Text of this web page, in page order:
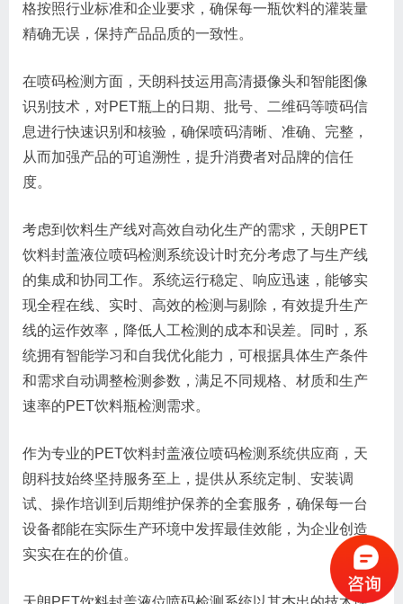
格按照行业标准和企业要求，确保每一瓶饮料的灌装量
精确无误，保持产品品质的一致性。
在喷码检测方面，天朗科技运用高清摄像头和智能图像
识别技术，对PET瓶上的日期、批号、二维码等喷码信
息进行快速识别和核验，确保喷码清晰、准确、完整，
从而加强产品的可追溯性，提升消费者对品牌的信任
度。
考虑到饮料生产线对高效自动化生产的需求，天朗PET
饮料封盖液位喷码检测系统设计时充分考虑了与生产线
的集成和协同工作。系统运行稳定、响应迅速，能够实
现全程在线、实时、高效的检测与剔除，有效提升生产
线的运作效率，降低人工检测的成本和误差。同时，系
统拥有智能学习和自我优化能力，可根据具体生产条件
和需求自动调整检测参数，满足不同规格、材质和生产
速率的PET饮料瓶检测需求。
作为专业的PET饮料封盖液位喷码检测系统供应商，天
朗科技始终坚持服务至上，提供从系统定制、安装调
试、操作培训到后期维护保养的全套服务，确保每一台
设备都能在实际生产环境中发挥最佳效能，为企业创造
实实在在的价值。